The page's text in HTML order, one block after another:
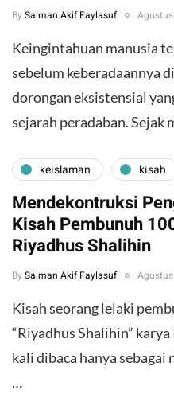
By Salman Akif Faylasuf
Keingintahuan manusia
sebelum keberadaannya
dorongan eksistensial
sejarah peradaban. Sejak
keislaman kisah
Mendekontruksi
Kisah Pembunuh
Riyadhus Shalihin
By Salman Akif Faylasuf
Kisah seorang lelaki
“Riyadhus Shalihin”
kali dibaca hanya
…